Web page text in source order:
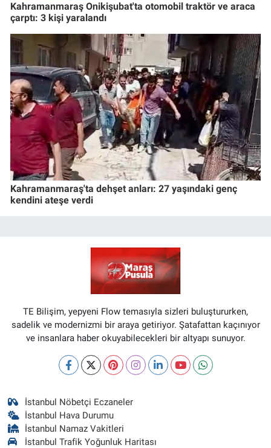
Kahramanmaraş Onikişubat'ta otomobil traktör ve araca
çarptı: 3 kişi yaralandı
Kahramanmaraş'ta dehşet anları: 27 yaşındaki genç
kendini ateşe verdi
TE Bilişim, yepyeni Flow temasıyla sizleri buluştururken,
sadelik ve modernizmi bir araya getiriyor. Şatafattan kaçınıyor
ve insanlara haber okuyabilecekleri bir altyapı sunuyor.
İstanbul Nöbetçi Eczaneler
İstanbul Hava Durumu
İstanbul Namaz Vakitleri
İstanbul Trafik Yoğunluk Haritası